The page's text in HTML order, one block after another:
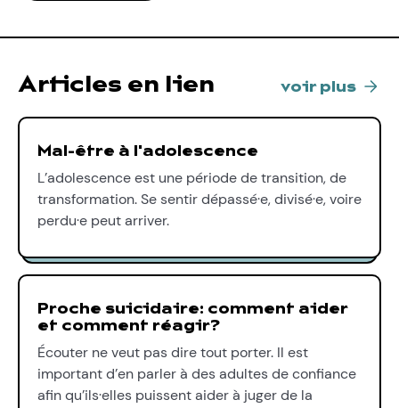
Articles en lien voir plus
Mal-être à l'adolescence
L’adolescence est une période de transition, de
transformation. Se sentir dépassé·e, divisé·e, voire
perdu·e peut arriver.
Proche suicidaire: comment aider
et comment réagir?
Écouter ne veut pas dire tout porter. Il est
important d’en parler à des adultes de confiance
afin qu’ils·elles puissent aider à juger de la